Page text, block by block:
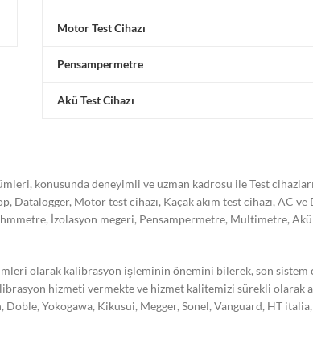
Motor Test Cihazı
Pensampermetre
Akü Test Cihazı
konusunda deneyimli ve uzman kadrosu ile Test
Datalogger, Motor test cihazı, Kaçak akım test cihazı, AC
İzolasyon megeri, Pensampermetre, Multimetre, Akü
olarak kalibrasyon işleminin önemini bilerek, son sistem
hizmeti vermekte ve hizmet kalitemizi sürekli olarak
Yokogawa, Kikusui, Megger, Sonel, Vanguard, HT